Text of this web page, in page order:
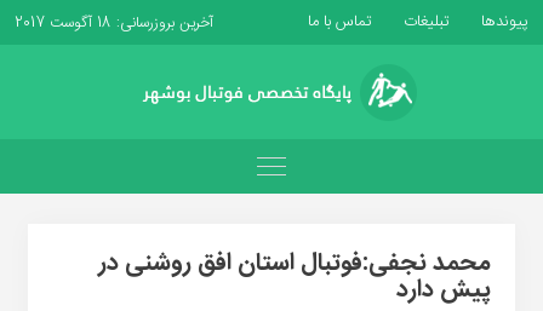
پیوندها تبلیغات تماس با ما آخرین بروزرسانی: 18 آگوست 2017
محمد نجفی:فوتبال استان افق روشنی در
پیش دارد